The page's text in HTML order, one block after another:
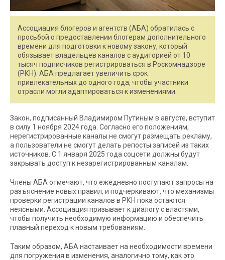
Ассоциация блогеров и агентств (АБА) обратилась с
просьбой о предоставлении блогерам дополнительного
времени для подготовки к новому закону, который
обязывает владельцев каналов с аудиторией от 10
тысяч подписчиков регистрироваться в Роскомнадзоре
(РКН). АБА предлагает увеличить срок
привлекательных до одного года, чтобы участники
отрасли могли адаптироваться к изменениями.
Закон, подписанный Владимиром Путиным в августе, вступит
в силу 1 ноября 2024 года. Согласно его положениям,
нерегистрированные каналы не смогут размещать рекламу,
а пользователи не смогут делать репосты записей из таких
источников. С 1 января 2025 года соцсети должны будут
закрывать доступ к незарегистрированным каналам.
Члены АБА отмечают, что ежедневно поступают запросы на
разъяснение новых правил, и подчеркивают, что механизмы
проверки регистрации каналов в РКН пока остаются
неясными. Ассоциация призывает к диалогу с властями,
чтобы получить необходимую информацию и обеспечить
плавный переход к новым требованиям.
Таким образом, АБА настаивает на необходимости времени
для погружения в изменения, аналогично тому, как это